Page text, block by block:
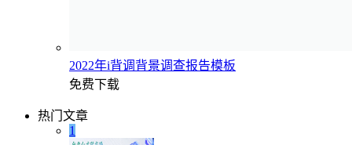
2022年i背调背景调查报告模板
免费下载
热门文章
1